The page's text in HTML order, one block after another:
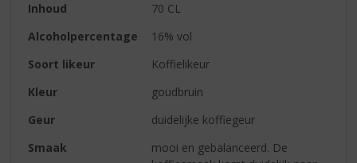
Inhoud
70 CL
Alcoholpercentage
16% vol
Soort likeur
Koffielikeur
Kleur
goudbruin
Geur
duidelijke koffiegeur
Smaak
mooi en gebalanceerd. De